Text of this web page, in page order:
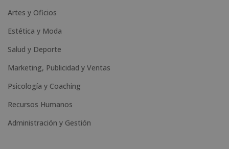
Artes y Oficios
Estética y Moda
Salud y Deporte
Marketing, Publicidad y Ventas
Psicología y Coaching
Recursos Humanos
Administración y Gestión